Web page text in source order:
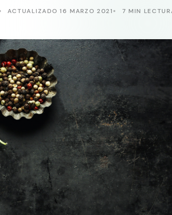
ACTUALIZADO 16 MARZO 2021 7 MIN